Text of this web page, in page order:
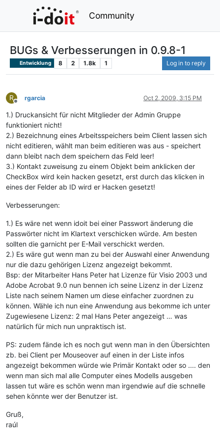
Community
BUGs & Verbesserungen in 0.9.8-1
Entwicklung 8 2 1.8k 1 Log in to reply
R
Offline
rgarcia Oct 2, 2009, 3:15 PM
1.) Druckansicht für nicht Mitglieder der Admin Gruppe
funktioniert nicht!
2.) Bezeichnung eines Arbeitsspeichers beim Client lassen sich
nicht editieren, wählt man beim editieren was aus - speichert
dann bleibt nach dem speichern das Feld leer!
3.) Kontakt zuweisung zu einem Objekt beim anklicken der
CheckBox wird kein hacken gesetzt, erst durch das klicken in
eines der Felder ab ID wird er Hacken gesetzt!
Verbesserungen:
1.) Es wäre net wenn idoit bei einer Passwort änderung die
Passwörter nicht im Klartext verschicken würde. Am besten
sollten die garnicht per E-Mail verschickt werden.
2.) Es wäre gut wenn man zu bei der Auswahl einer Anwendung
nur die dazu gehörigen Lizenz angezeigt bekommt.
Bsp: der Mitarbeiter Hans Peter hat Lizenze für Visio 2003 und
Adobe Acrobat 9.0 nun bennen ich seine Lizenz in der Lizenz
Liste nach seinem Namen um diese einfacher zuordnen zu
können. Wähle ich nun eine Anwendung aus bekomme ich unter
Zugewiesene Lizenz: 2 mal Hans Peter angezeigt … was
natürlich für mich nun unpraktisch ist.
PS: zudem fände ich es noch gut wenn man in den Übersichten
zb. bei Client per Mouseover auf einen in der Liste infos
angezeigt bekommen würde wie Primär Kontakt oder so .... den
wenn man sich mal alle Computer eines Modells ausgeben
lassen tut wäre es schön wenn man irgendwie auf die schnelle
sehen könnte wer der Benutzer ist.
Gruß,
raúl